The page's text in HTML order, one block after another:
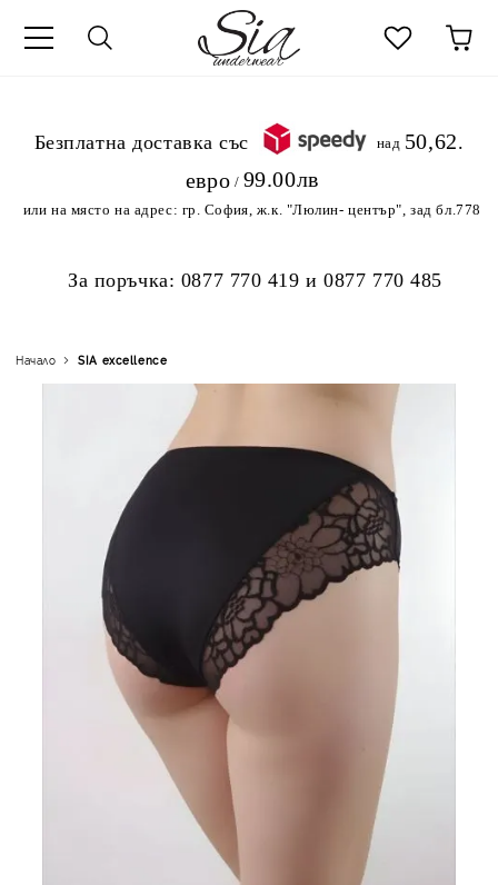
.Безплатна доставка със
над 50,62
евро / 99.00лв
или на място на адрес: гр. София, ж.к. "Люлин- център", зад бл.778
За поръчка: 0877 770 419 и0877 770 485
Начало SIA excellence